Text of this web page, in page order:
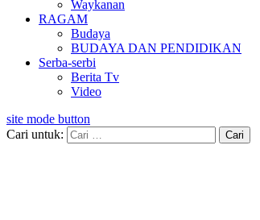
Waykanan
RAGAM
Budaya
BUDAYA DAN PENDIDIKAN
Serba-serbi
Berita Tv
Video
site mode button
Cari untuk: